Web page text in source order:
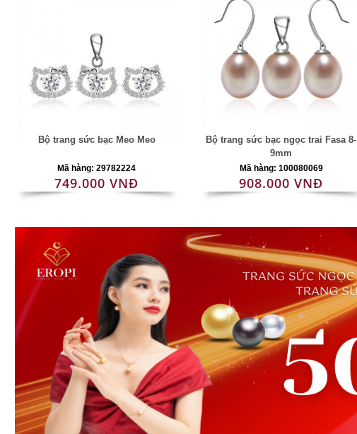
Bộ trang sức bạc Meo Meo
Mã hàng: 29782224
749.000 VNĐ
Bộ trang sức bạc ngọc trai Fasa 8-
9mm
Mã hàng: 100080069
908.000 VNĐ